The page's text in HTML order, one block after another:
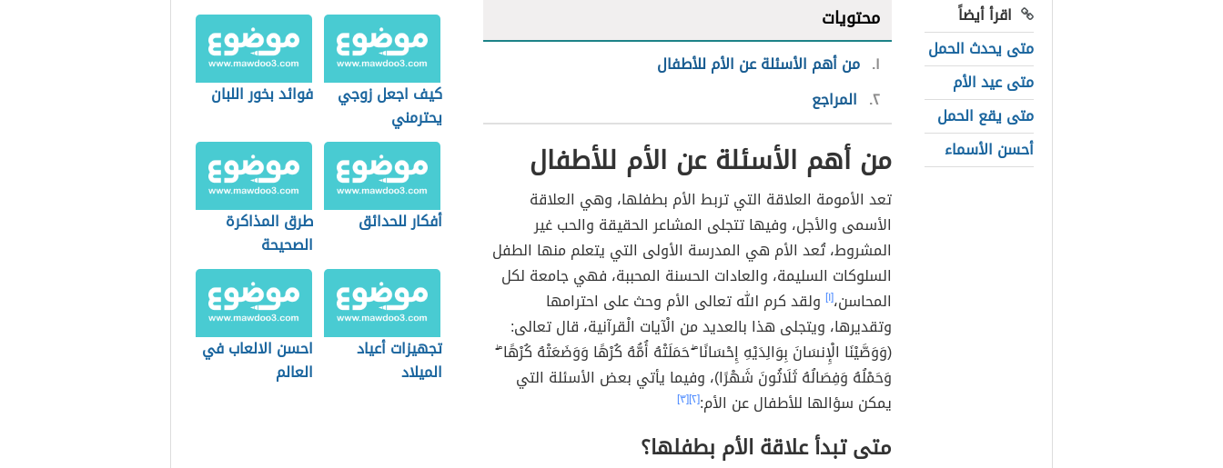
اقرأ أيضاً
متى يحدث الحمل
متى عيد الأم
متى يقع الحمل
أحسن الأسماء
محتويات
١ من أهم الأسئلة عن الأم للأطفال
٢ المراجع
من أهم الأسئلة عن الأم للأطفال
تعد الأمومة العلاقة التي تربط الأم بطفلها، وهي العلاقة
الأسمى والأجل، وفيها تتجلى المشاعر الحقيقة والحب غير
المشروط، تُعد الأم هي المدرسة الأولى التي يتعلم منها الطفل
السلوكات السليمة، والعادات الحسنة المحببة، فهي جامعة لكل
المحاسن،[١] ولقد كرم الله تعالى الأم وحث على احترامها
وتقديرها، ويتجلى هذا بالعديد من الْآيات الْقرآنية، قال تعالى:
(وَوَصَّيْنَا الْإِنسَانَ بِوَالِدَيْهِ إِحْسَانًا ۖ حَمَلَتْهُ أُمُّهُ كُرْهًا وَوَضَعَتْهُ كُرْهًا ۖ
وَحَمْلُهُ وَفِصَالُهُ ثَلَاثُونَ شَهْرًا)، وفيما يأتي بعض الأسئلة التي
يمكن سؤالها للأطفال عن الأم:[٢] [٣]
متى تبدأ علاقة الأم بطفلها؟
كيف اجعل زوجي
يحترمني
فوائد بخور اللبان
أفكار للحدائق
طرق المذاكرة
الصحيحة
تجهيزات أعياد
الميلاد
احسن الالعاب في
العالم